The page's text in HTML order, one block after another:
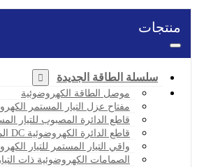
منتجات
سلسلة الطاقة الجديدة
موصل الطاقة الكهروضوئية
مفتاح عزل التيار المستمر
قاطع الدائرة المصبوب للتيار
قاطع الدائرة الكهروضوئية DC المصغر
واقي التيار المستمر للتيار
الصمامات الكهروضوئية ذات